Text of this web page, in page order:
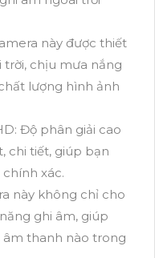
này được thiết
chịu mưa nắng
lượng hình ảnh
Độ phân giải cao
chi tiết, giúp bạn
xác.
này không chỉ cho
ghi âm, giúp
thanh nào trong